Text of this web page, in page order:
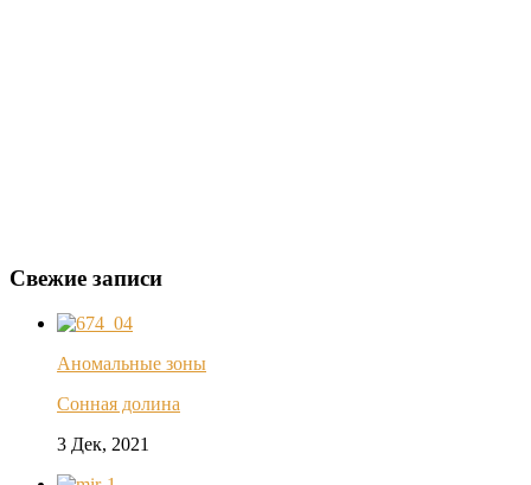
Свежие записи
Аномальные зоны
Сонная долина
3 Дек, 2021